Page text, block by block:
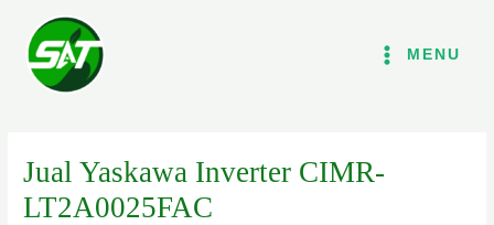
konten
MENU
Jual Yaskawa Inverter CIMR-
LT2A0025FAC